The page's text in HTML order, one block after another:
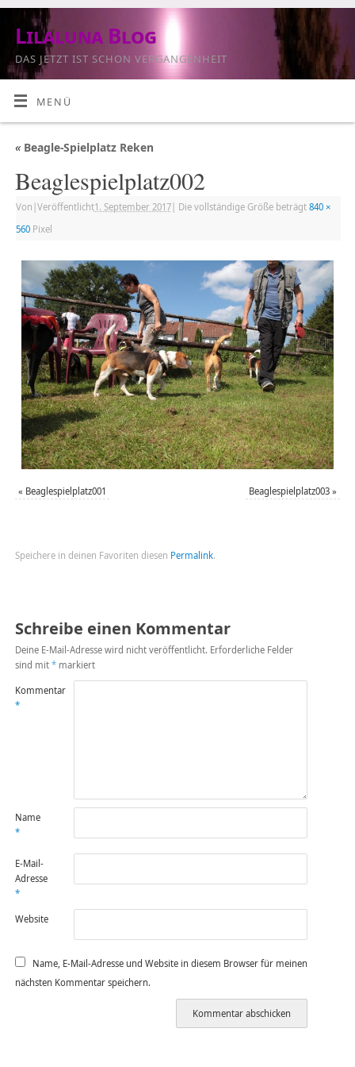
Lilaluna Blog
DAS JETZT IST SCHON VERGANGENHEIT
MENÜ
«Beagle-Spielplatz Reken
Beaglespielplatz002
Von Veröffentlicht1. September 2017| Die vollständige Größe beträgt 840 ×
560Pixel
« Beaglespielplatz001 Beaglespielplatz003 »
Speichere in deinen Favoriten diesen Permalink.
Schreibe einen Kommentar
Deine E-Mail-Adresse wird nicht veröffentlicht. Erforderliche Felder
sind mit *markiert
Kommentar
*
Name
*
E-Mail-
Adresse
*
Website
Name, E-Mail-Adresse und Website in diesem Browser für meinen
nächsten Kommentar speichern.